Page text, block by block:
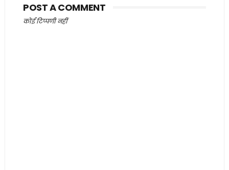
POST A COMMENT
कोई टिप्पणी नहीं